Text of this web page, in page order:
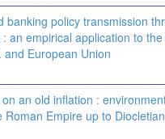
banking policy transmission
an empirical application to the
and European Union
an old inflation :
Roman Empire up to